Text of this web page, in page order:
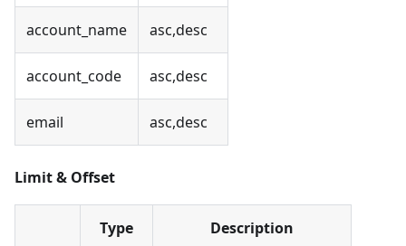
account_name asc,desc
account_code asc,desc
email asc,desc
Limit & Offset
Type Description